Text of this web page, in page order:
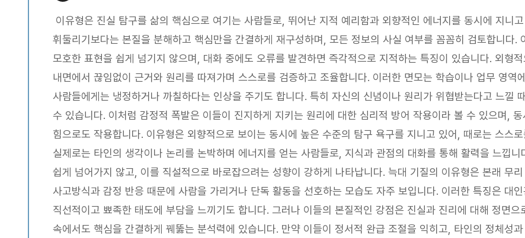
이유형은 진실 탐구를 삶의 핵심으로 여기는 사람들로, 뛰어난 지적 예리함과 외향적인 에너지를 동시에 지니
휘둘리기보다는 본질을 분해하고 핵심만을 간결하게 재구성하며, 모든 정보의 사실 여부를 꼼꼼히 검토합니다.
모호한 표현을 쉽게 넘기지 않으며, 대화 중에도 오류를 발견하면 즉각적으로 지적하는 특징이 있습니다. 외형
내면에서 끊임없이 근거와 원리를 따져가며 스스로를 검증하고 조율합니다. 이러한 면모는 학습이나 업무 영역
사람들에게는 냉정하거나 까칠하다는 인상을 주기도 합니다. 특히 자신의 신념이나 원리가 위협받는다고 느낄
수 있습니다. 이처럼 감정적 폭발은 이들이 진지하게 지키는 원리에 대한 심리적 방어 작용이라 볼 수 있으며,
힘으로도 작용합니다. 이유형은 외향적으로 보이는 동시에 높은 수준의 탐구 욕구를 지니고 있어, 때로는 스스
실제로는 타인의 생각이나 논리를 논박하며 에너지를 얻는 사람들로, 지식과 관점의 대화를 통해 활력을 느낍
쉽게 넘어가지 않고, 이를 직설적으로 바로잡으려는 성향이 강하게 나타납니다. 늑대 기질의 이유형은 본래 무
사고방식과 감정 반응 때문에 사람을 가리거나 단독 활동을 선호하는 모습도 자주 보입니다. 이러한 특징은 대
직선적이고 뾰족한 태도에 부담을 느끼기도 합니다. 그러나 이들의 본질적인 강점은 진실과 진리에 대해 정면
속에서도 핵심을 간결하게 꿰뚫는 분석력에 있습니다. 만약 이들이 정서적 완급 조절을 익히고, 타인의 정체성